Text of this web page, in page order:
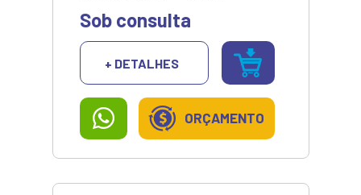
ou dinheiro.
Sob consulta
+ DETALHES
ORÇAMENTO